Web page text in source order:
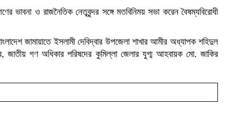
ভাবনা ও রাজনৈতিক নেতৃবৃন্দর সঙ্গে মতবিনিময় সভা করেন বৈষম্যবিরোধী
জামায়াতে ইসলামী দেবিদ্বার উপজেলা শাখার আমীর অধ্যাপক শহিদুল
জাতীয় গণ অধিকার পরিষদের কুমিল্লা জেলার যুগ্ম আহবায়ক মো. জাকির